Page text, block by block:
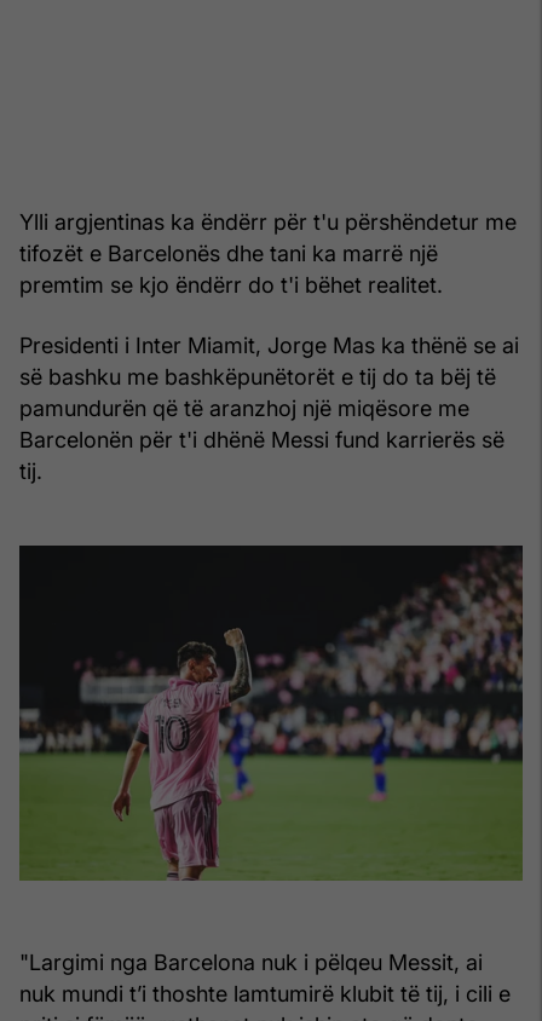
Ylli argjentinas ka ëndërr për t'u përshëndetur me
tifozët e Barcelonës dhe tani ka marrë një
premtim se kjo ëndërr do t'i bëhet realitet.
Presidenti i Inter Miamit, Jorge Mas ka thënë se ai
së bashku me bashkëpunëtorët e tij do ta bëj të
pamundurën që të aranzhoj një miqësore me
Barcelonën për t'i dhënë Messi fund karrierës së
tij.
"Largimi nga Barcelona nuk i pëlqeu Messit, ai
nuk mundi t’i thoshte lamtumirë klubit të tij, i cili e